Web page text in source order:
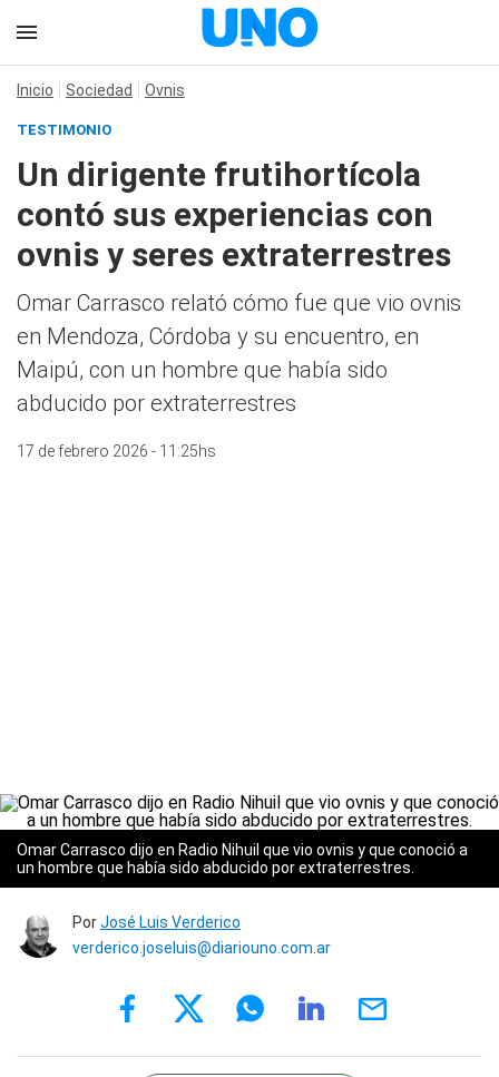
Inicio Sociedad Ovnis
TESTIMONIO
Un dirigente frutihortícola
contó sus experiencias con
ovnis y seres extraterrestres
Omar Carrasco relató cómo fue que vio ovnis
en Mendoza, Córdoba y su encuentro, en
Maipú, con un hombre que había sido
abducido por extraterrestres
17 de febrero 2026 - 11:25hs
Omar Carrasco dijo en Radio Nihuil que vio ovnis y que conoció a
un hombre que había sido abducido por extraterrestres.
PorJosé Luis Verderico
verderico.joseluis@diariouno.com.ar